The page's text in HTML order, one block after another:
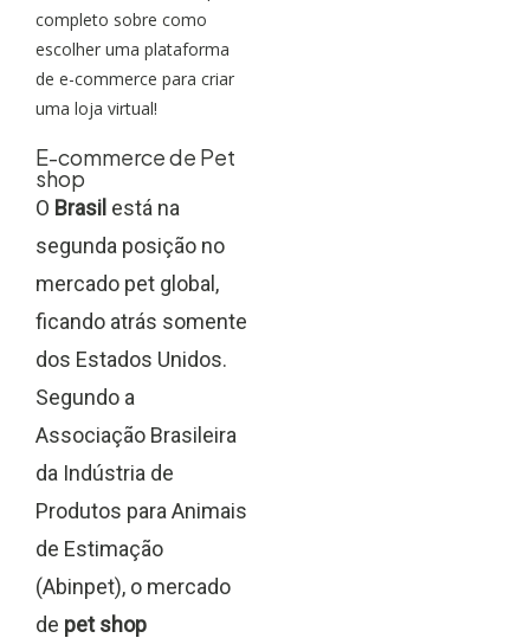
completo sobre como
escolher uma plataforma
de e-commerce para criar
uma loja virtual!
E-commerce de Pet
shop
O Brasil está na
segunda posição no
mercado pet global,
ficando atrás somente
dos Estados Unidos.
Segundo a
Associação Brasileira
da Indústria de
Produtos para Animais
de Estimação
(Abinpet), o mercado
de pet shop